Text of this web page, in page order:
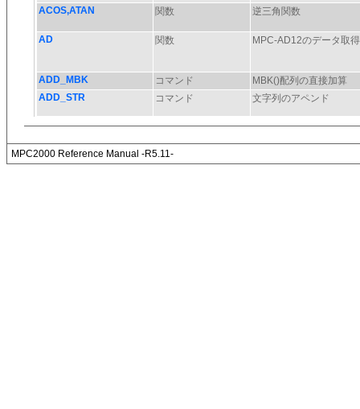
MPC2000 Reference Manual -R5.11-